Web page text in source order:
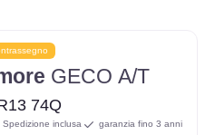
GECO A/T
74Q
inclusa garanzia fino 3 anni